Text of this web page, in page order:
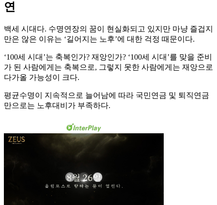
연
백세 시대다. 수명연장의 꿈이 현실화되고 있지만 마냥 즐겁지
만은 않은 이유는 ‘길어지는 노후’에 대한 걱정 때문이다.
‘100세 시대’는 축복인가? 재앙인가? ‘100세 시대’를 맞을 준비
가 된 사람에게는 축복으로, 그렇지 못한 사람에게는 재앙으로
다가올 가능성이 크다.
평균수명이 지속적으로 늘어남에 따라 국민연금 및 퇴직연금
만으로는 노후대비가 부족하다.